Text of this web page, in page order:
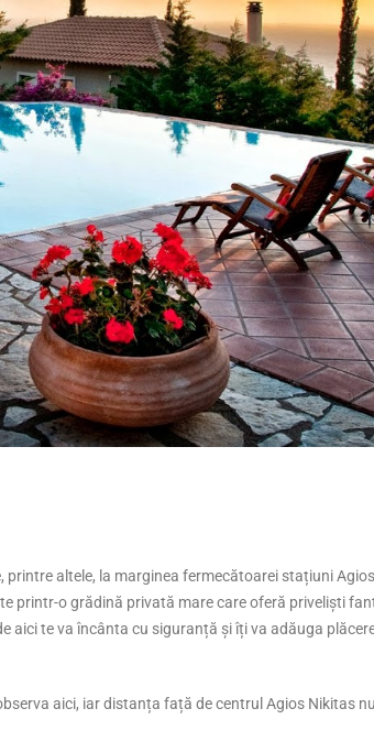
altele, la marginea fermecătoarei stațiuni
printr-o grădină privată mare care oferă priveliști
te va încânta cu siguranță și îți va adăuga
aici, iar distanța față de centrul Agios Nikitas
Blue Salt Luxury Living
Blue Salt Luxury Living este o
exclusivă situată în inima stațiunii
pe frumoasa peninsulă Sithonia
Pietra di
Pietra di
piscină și
vacanță de
piscină și
read more